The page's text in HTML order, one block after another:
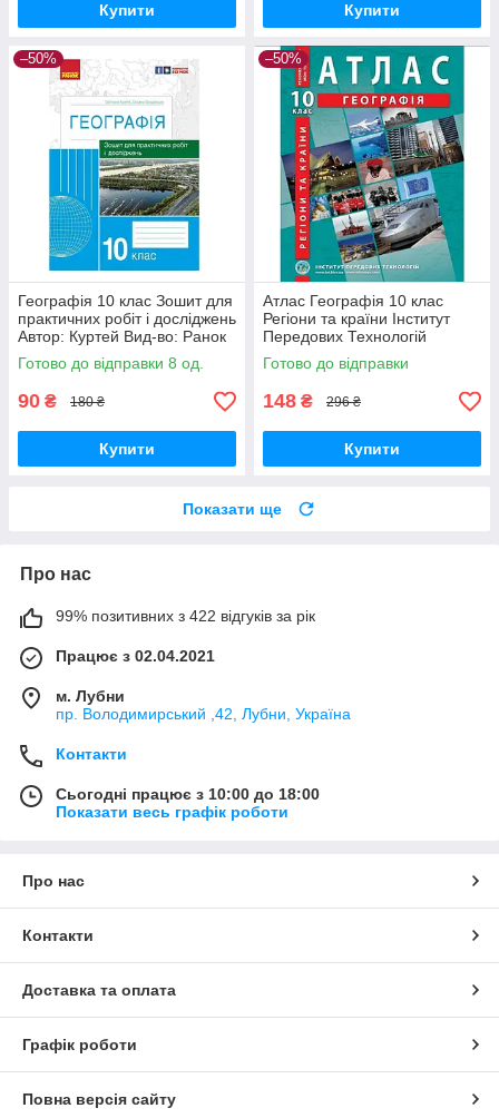
Купити Купити
–50%
Географія 10 клас Зошит для
практичних робіт і досліджень
Автор: Куртей Вид-во: Ранок
Готово до відправки 8 од.
90 ₴ 180 ₴
Купити
–50%
Атлас Географія 10 клас
Регіони та країни Інститут
Передових Технологій
Готово до відправки
148 ₴ 296 ₴
Купити
Показати ще
Про нас
99% позитивних з 422 відгуків за рік
Працює з 02.04.2021
м. Лубни
пр. Володимирський ,42, Лубни, Україна
Контакти
Сьогодні працює з 10:00 до 18:00
Показати весь графік роботи
Про нас
Контакти
Доставка та оплата
Графік роботи
Повна версія сайту